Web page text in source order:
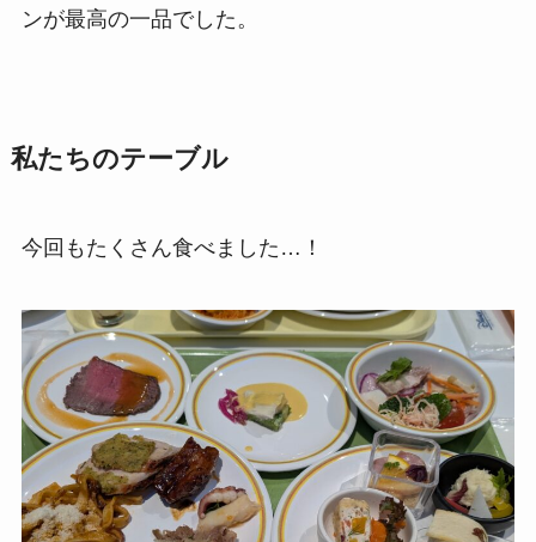
ンが最高の一品でした。
私たちのテーブル
今回もたくさん食べました…！